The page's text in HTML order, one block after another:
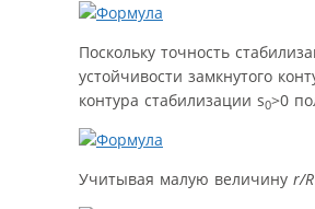
Поскольку точность
устойчивости замкнутого
контура стабилизации s0>0
Учитывая малую величину r/R